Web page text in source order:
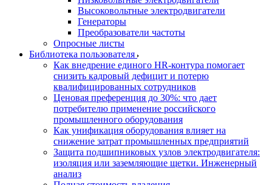
Высоковольтные электродвигатели
Генераторы
Преобразователи частоты
Опросные листы
Библиотека пользователя
Как внедрение единого HR-контура помогает
снизить кадровый дефицит и потерю
квалифицированных сотрудников
Ценовая преференция до 30%: что дает
потребителю применение российского
промышленного оборудования
Как унификация оборудования влияет на
снижение затрат промышленных предприятий
Защита подшипниковых узлов электродвигателя:
изоляция или заземляющие щетки. Инженерный
анализ